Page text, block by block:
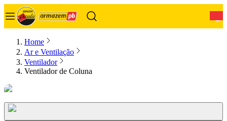
Home
Ar e Ventilação
Ventilador
Ventilador de Coluna